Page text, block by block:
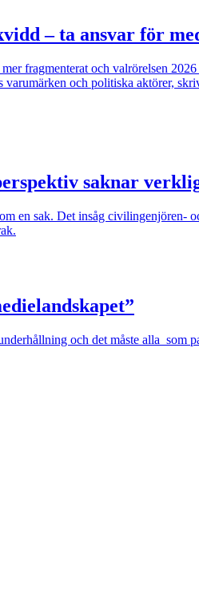
– ta ansvar för
fragmenterat och valrörelsen
och politiska aktörer,
saknar
en sak. Det insåg civilingenjören-
och det måste alla som